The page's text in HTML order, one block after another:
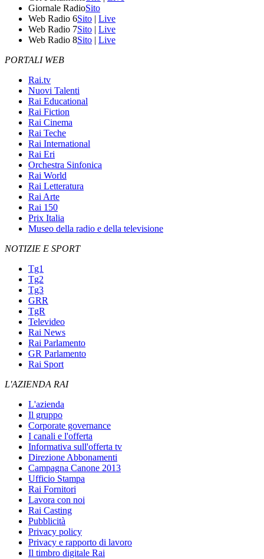
Giornale RadioSito
Web Radio 6Sito | Live
Web Radio 7Sito | Live
Web Radio 8Sito | Live
PORTALI WEB
Rai.tv
Nuovi Talenti
Rai Educational
Rai Fiction
Rai Cinema
Rai Teche
Rai International
Rai Eri
Orchestra Sinfonica
Rai World
Rai Letteratura
Rai Arte
Rai 150
Prix Italia
Museo della radio e della televisione
NOTIZIE E SPORT
Tg1
Tg2
Tg3
GRR
TgR
Televideo
Rai News
Rai Parlamento
GR Parlamento
Rai Sport
L'AZIENDA RAI
L'azienda
Il gruppo
Corporate governance
I canali e l'offerta
Informativa sull'offerta tv
Direzione Abbonamenti
Campagna Canone 2013
Ufficio Stampa
Rai Fornitori
Lavora con noi
Rai Casting
Pubblicità
Privacy policy
Privacy e rapporto di lavoro
Il timbro digitale Rai